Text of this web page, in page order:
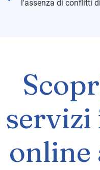
l'assenza di conflitti
online